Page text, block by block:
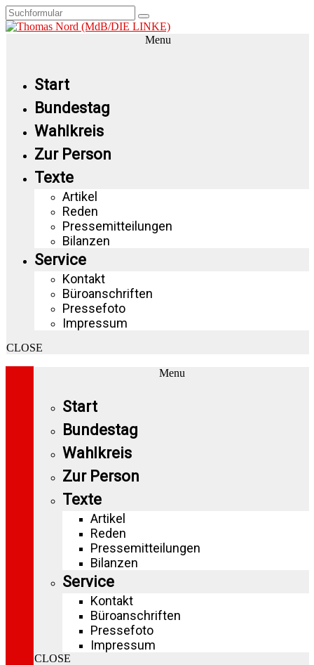
Menu
Start
Bundestag
Wahlkreis
Zur Person
Texte
Artikel
Reden
Pressemitteilungen
Bilanzen
Service
Kontakt
Büroanschriften
Pressefoto
Impressum
CLOSE
Menu
Start
Bundestag
Wahlkreis
Zur Person
Texte
Artikel
Reden
Pressemitteilungen
Bilanzen
Service
Kontakt
Büroanschriften
Pressefoto
Impressum
CLOSE